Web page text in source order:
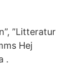
”Litteratur
Hej
.